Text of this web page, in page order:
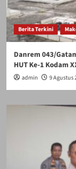
Berita Terkini
Danrem 043/
HUT Ke-1 Kodam
admin 9 Agustus